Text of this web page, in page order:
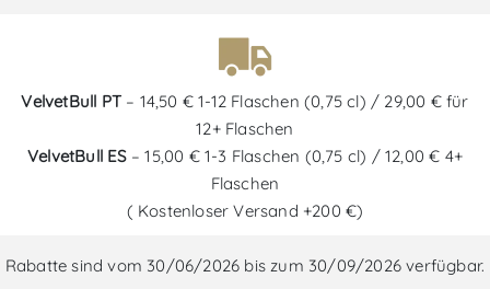
VelvetBull PT – 14,50 € 1-12 Flaschen (0,75 cl) / 29,00 € für
12+ Flaschen
VelvetBull ES– 15,00 € 1-3 Flaschen (0,75 cl) / 12,00 € 4+
Flaschen
( Kostenloser Versand +200 €)
Rabatte sind vom 30/06/2026 bis zum 30/09/2026 verfügbar.